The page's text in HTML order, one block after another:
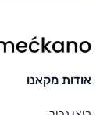
מקאנו
אודות מקאנו